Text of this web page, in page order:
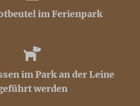
im Ferienpark
im Park an der Leine
werden